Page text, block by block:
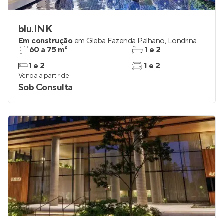
blu.INK
Em construção em Gleba Fazenda Palhano, Londrina
60 a 75 m²
1 e 2
1 e 2
1 e 2
Venda a partir de
Sob Consulta